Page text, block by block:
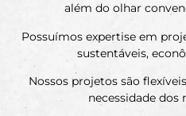
além do olhar
Possuímos expertise em
sustentáveis,
Nossos projetos são
necessidade dos